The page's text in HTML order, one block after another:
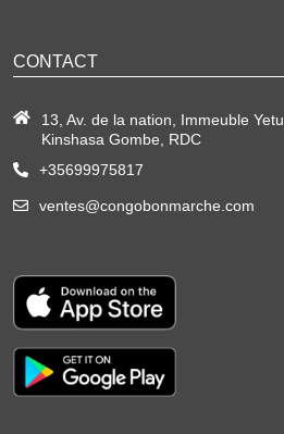
CONTACT
13, Av. de la nation, Immeuble Yetu,
Kinshasa Gombe, RDC
+35699975817
ventes@congobonmarche.com